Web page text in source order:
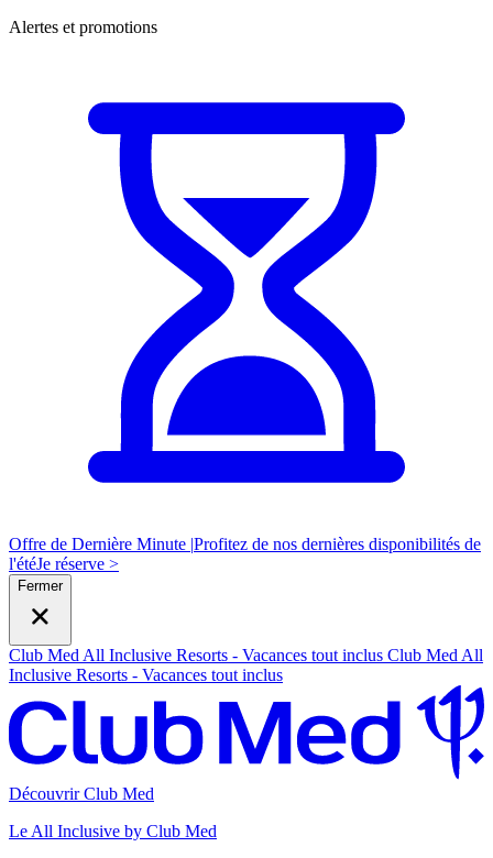
Alertes et promotions
Offre de Dernière Minute |Profitez de nos dernières disponibilités de
l'étéJe réserve >
Fermer
Club Med All Inclusive Resorts - Vacances tout inclus Club Med All
Inclusive Resorts - Vacances tout inclus
Découvrir Club Med
Le All Inclusive by Club Med